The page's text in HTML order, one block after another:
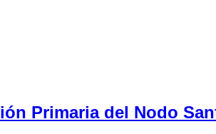
Primaria del Nodo